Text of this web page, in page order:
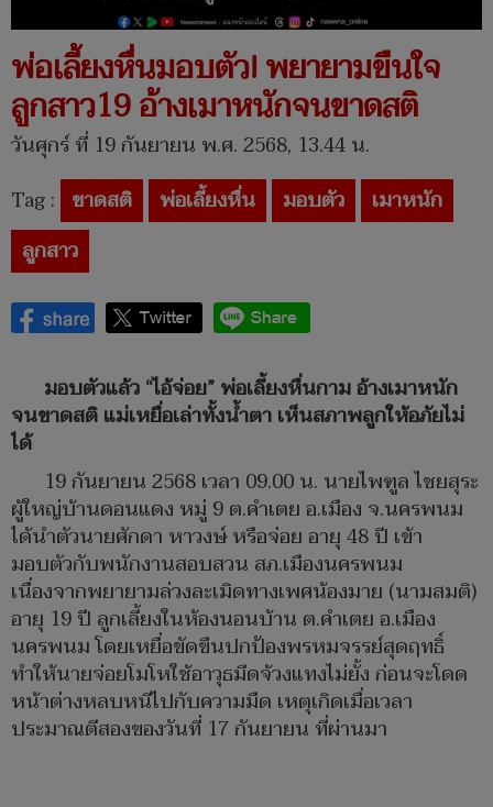
พ่อเลี้ยงหื่นมอบตัว! พยายามขืนใจ
ลูกสาว19 อ้างเมาหนักจนขาดสติ
วันศุกร์ ที่ 19 กันยายน พ.ศ. 2568, 13.44 น.
Tag : ขาดสติ พ่อเลี้ยงหื่น มอบตัว
เมาหนัก
ลูกสาว
มอบตัวแล้ว “ไอ้จ่อย” พ่อเลี้ยงหื่นกาม อ้างเมาหนัก
จนขาดสติ แม่เหยื่อเล่าทั้งน้ำตา เห็นสภาพลูกให้อภัยไม่
ได้
19 กันยายน 2568 เวลา 09.00 น. นายไพฑูล ไชยสุระ
ผู้ใหญ่บ้านดอนแดง หมู่ 9 ต.คำเตย อ.เมือง จ.นครพนม
ได้นำตัวนายศักดา หาวงษ์ หรือจ่อย อายุ 48 ปี เข้า
มอบตัวกับพนักงานสอบสวน สภ.เมืองนครพนม
เนื่องจากพยายามล่วงละเมิดทางเพศน้องมาย (นามสมติ)
อายุ 19 ปี ลูกเลี้ยงในห้องนอนบ้าน ต.คำเตย อ.เมือง
นครพนม โดยเหยื่อขัดขืนปกป้องพรหมจรรย์สุดฤทธิ์
ทำให้นายจ่อยโมโหใช้อาวุธมีดจ้วงแทงไม่ยั้ง ก่อนจะโดด
หน้าต่างหลบหนีไปกับความมืด เหตุเกิดเมื่อเวลา
ประมาณตีสองของวันที่ 17 กันยายน ที่ผ่านมา